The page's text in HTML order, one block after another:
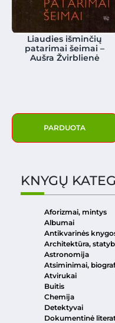
Liaudies išminčių
patarimai šeimai –
Aušra Žvirblienė
PARDUOTA
KNYGŲ
Aforizmai, mintys
Albumai
Antikvarinės
Architektūra,
Astronomija
Atsiminimai,
Atvirukai
Buitis
Chemija
Detektyvai
Dokumentinė